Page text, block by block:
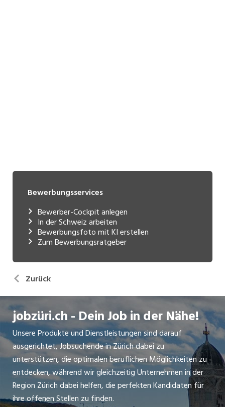
Bewerbungsservices
Bewerber-Cockpit anlegen
In der Schweiz arbeiten
Bewerbungsfoto mit KI erstellen
Zum Bewerbungsratgeber
Zurück
jobzüri.ch - Dein Job in der Nähe!
Unsere Produkte und Dienstleistungen sind darauf
ausgerichtet, Jobsuchende in Zürich dabei zu
unterstützen, die optimalen beruflichen Möglichkeiten zu
entdecken, während wir gleichzeitig Unternehmen in der
Region Zürich dabei helfen, die perfekten Kandidaten für
ihre offenen Stellen zu finden.